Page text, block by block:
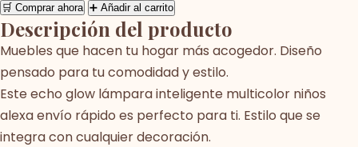
🛒 Comprar ahora ➕ Añadir al carrito
Descripción del producto
Muebles que hacen tu hogar más acogedor. Diseño
pensado para tu comodidad y estilo.
Este echo glow lámpara inteligente multicolor niños
alexa envío rápido es perfecto para ti. Estilo que se
integra con cualquier decoración.